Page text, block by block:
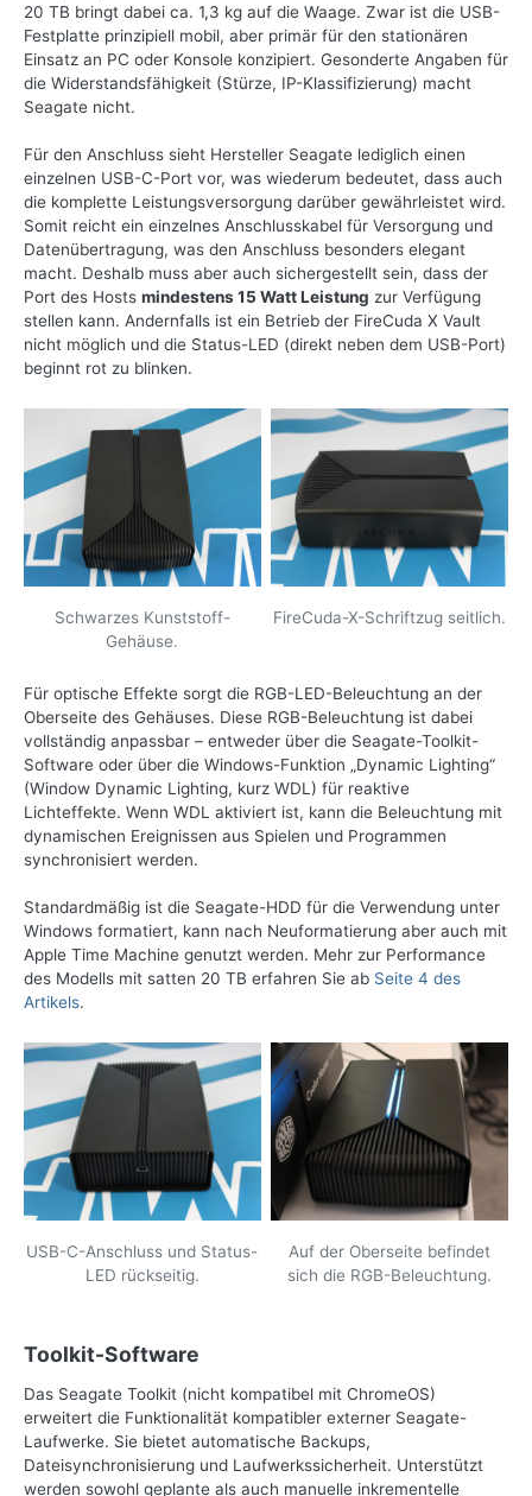
20 TB bringt dabei ca. 1,3 kg auf die Waage. Zwar ist die USB-
Festplatte prinzipiell mobil, aber primär für den stationären
Einsatz an PC oder Konsole konzipiert. Gesonderte Angaben für
die Widerstandsfähigkeit (Stürze, IP-Klassifizierung) macht
Seagate nicht.
Für den Anschluss sieht Hersteller Seagate lediglich einen
einzelnen USB-C-Port vor, was wiederum bedeutet, dass auch
die komplette Leistungsversorgung darüber gewährleistet wird.
Somit reicht ein einzelnes Anschlusskabel für Versorgung und
Datenübertragung, was den Anschluss besonders elegant
macht. Deshalb muss aber auch sichergestellt sein, dass der
Port des Hosts mindestens 15 Watt Leistung zur Verfügung
stellen kann. Andernfalls ist ein Betrieb der FireCuda X Vault
nicht möglich und die Status-LED (direkt neben dem USB-Port)
beginnt rot zu blinken.
Schwarzes Kunststoff-
Gehäuse.
FireCuda-X-Schriftzug seitlich.
Für optische Effekte sorgt die RGB-LED-Beleuchtung an der
Oberseite des Gehäuses. Diese RGB-Beleuchtung ist dabei
vollständig anpassbar – entweder über die Seagate-Toolkit-
Software oder über die Windows-Funktion „Dynamic Lighting“
(Window Dynamic Lighting, kurz WDL) für reaktive
Lichteffekte. Wenn WDL aktiviert ist, kann die Beleuchtung mit
dynamischen Ereignissen aus Spielen und Programmen
synchronisiert werden.
Standardmäßig ist die Seagate-HDD für die Verwendung unter
Windows formatiert, kann nach Neuformatierung aber auch mit
Apple Time Machine genutzt werden. Mehr zur Performance
des Modells mit satten 20 TB erfahren Sie ab Seite 4 des
Artikels.
USB-C-Anschluss und Status-
LED rückseitig.
Auf der Oberseite befindet
sich die RGB-Beleuchtung.
Toolkit-Software
Das Seagate Toolkit (nicht kompatibel mit ChromeOS)
erweitert die Funktionalität kompatibler externer Seagate-
Laufwerke. Sie bietet automatische Backups,
Dateisynchronisierung und Laufwerkssicherheit. Unterstützt
werden sowohl geplante als auch manuelle inkrementelle